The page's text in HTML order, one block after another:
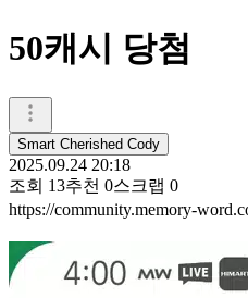
50캐시 당첨
Smart Cherished Cody
2025.09.24 20:18
조회 13추천 0스크랩 0
https://community.memory-